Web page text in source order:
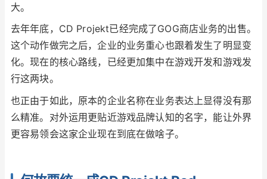
大。
去年年底，CD Projekt已经完成了GOG商店业务的出售。
这个动作做完之后，企业的业务重心也跟着发生了明显变
化。现在的核心路线，已经更加集中在游戏开发和游戏发
行这两块。
也正由于如此，原本的企业名称在业务表达上显得没有那
么精准。对外运用更贴近游戏品牌认知的名字，能让外界
更容易领会这家企业现在到底在做啥子。